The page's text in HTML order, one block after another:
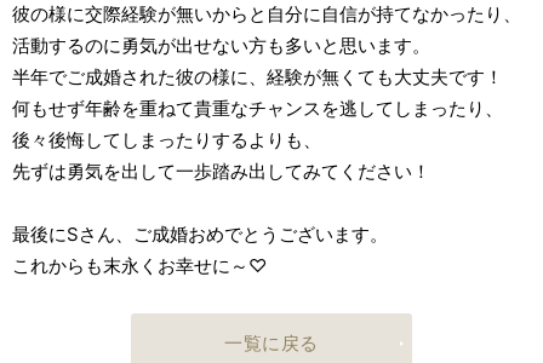
彼の様に交際経験が無いからと自分に自信が持てなかったり、
活動するのに勇気が出せない方も多いと思います。
半年でご成婚された彼の様に、経験が無くても大丈夫です！
何もせず年齢を重ねて貴重なチャンスを逃してしまったり、
後々後悔してしまったりするよりも、
先ずは勇気を出して一歩踏み出してみてください！
最後にSさん、ご成婚おめでとうございます。
これからも末永くお幸せに～♡
一覧に戻る